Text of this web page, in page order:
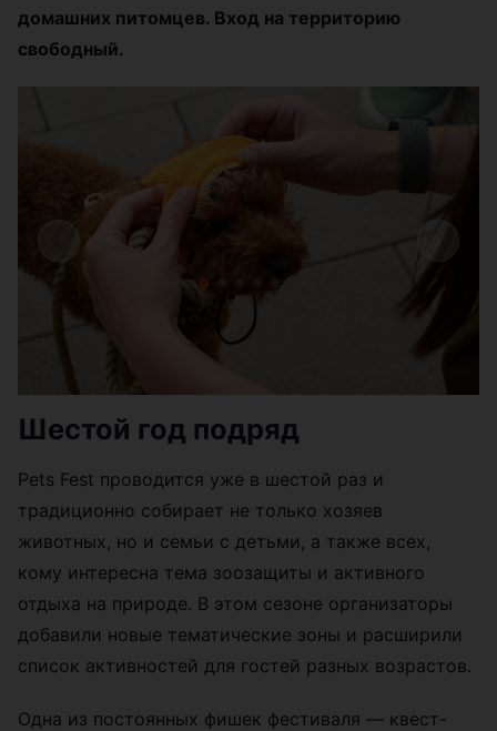
домашних питомцев. Вход на территорию
свободный.
Шестой год подряд
Pets Fest проводится уже в шестой раз и
традиционно собирает не только хозяев
животных, но и семьи с детьми, а также всех,
кому интересна тема зоозащиты и активного
отдыха на природе. В этом сезоне организаторы
добавили новые тематические зоны и расширили
список активностей для гостей разных возрастов.
Одна из постоянных фишек фестиваля — квест-